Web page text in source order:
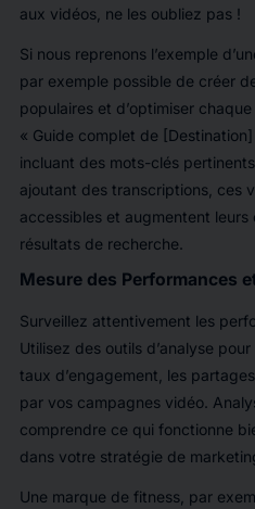
aux vidéos, ne les oubliez pas !
Si nous reprenons l’exemple
par exemple possible de créer
populaires et d’optimiser
« Guide complet de
incluant des mots-clés
ajoutant des transcriptions, ces
accessibles et augmentent leurs
résultats de recherche.
Mesure des Performances
Surveillez attentivement les
Utilisez des outils d’analyse
taux d’engagement, les
par vos campagnes vidéo.
comprendre ce qui fonctionne
dans votre stratégie de
Une marque de fitness, par